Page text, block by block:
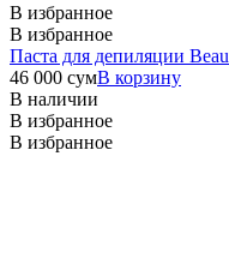
В избранное
В избранное
Паста для депиляции
46 000 сумВ корзину
В наличии
В избранное
В избранное